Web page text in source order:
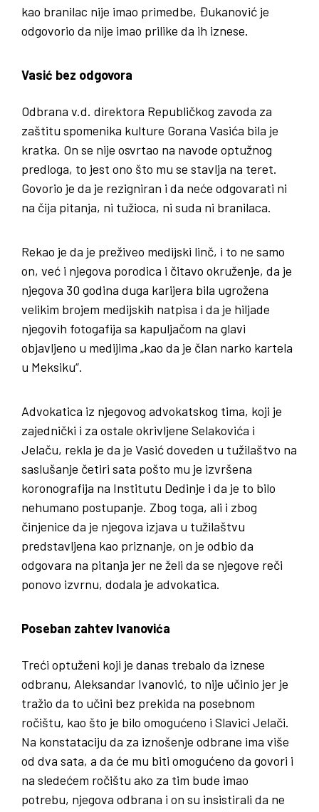
kao branilac nije imao primedbe, Đukanović je
odgovorio da nije imao prilike da ih iznese.
Vasić bez odgovora
Odbrana v.d. direktora Republičkog zavoda za
zaštitu spomenika kulture Gorana Vasića bila je
kratka. On se nije osvrtao na navode optužnog
predloga, to jest ono što mu se stavlja na teret.
Govorio je da je rezigniran i da neće odgovarati ni
na čija pitanja, ni tužioca, ni suda ni branilaca.
Rekao je da je preživeo medijski linč, i to ne samo
on, već i njegova porodica i čitavo okruženje, da je
njegova 30 godina duga karijera bila ugrožena
velikim brojem medijskih natpisa i da je hiljade
njegovih fotogafija sa kapuljačom na glavi
objavljeno u medijima „kao da je član narko kartela
u Meksiku“.
Advokatica iz njegovog advokatskog tima, koji je
zajednički i za ostale okrivljene Selakovića i
Jelaču, rekla je da je Vasić doveden u tužilaštvo na
saslušanje četiri sata pošto mu je izvršena
koronografija na Institutu Dedinje i da je to bilo
nehumano postupanje. Zbog toga, ali i zbog
činjenice da je njegova izjava u tužilaštvu
predstavljena kao priznanje, on je odbio da
odgovara na pitanja jer ne želi da se njegove reči
ponovo izvrnu, dodala je advokatica.
Poseban zahtev Ivanovića
Treći optuženi koji je danas trebalo da iznese
odbranu, Aleksandar Ivanović, to nije učinio jer je
tražio da to učini bez prekida na posebnom
ročištu, kao što je bilo omogućeno i Slavici Jelači.
Na konstataciju da za iznošenje odbrane ima više
od dva sata, a da će mu biti omogućeno da govori i
na sledećem ročištu ako za tim bude imao
potrebu, njegova odbrana i on su insistirali da ne